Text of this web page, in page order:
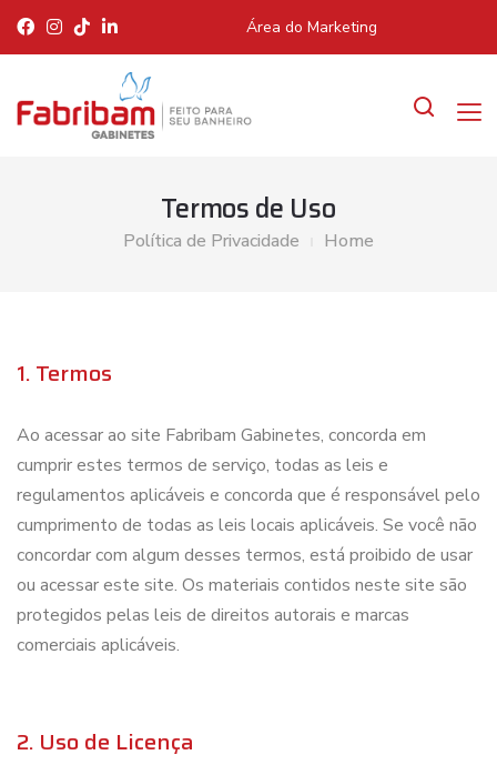
Área do Marketing
Termos de Uso
Política de Privacidade Home
1. Termos
Ao acessar ao site Fabribam Gabinetes, concorda em
cumprir estes termos de serviço, todas as leis e
regulamentos aplicáveis e concorda que é responsável pelo
cumprimento de todas as leis locais aplicáveis. Se você não
concordar com algum desses termos, está proibido de usar
ou acessar este site. Os materiais contidos neste site são
protegidos pelas leis de direitos autorais e marcas
comerciais aplicáveis.
2. Uso de Licença